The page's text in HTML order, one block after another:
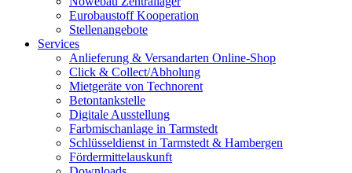
Eurobaustoff Kooperation
Stellenangebote
Services
Anlieferung & Versandarten Online-Shop
Click & Collect/Abholung
Mietgeräte von Technorent
Betontankstelle
Digitale Ausstellung
Farbmischanlage in Tarmstedt
Schlüsseldienst in Tarmstedt & Hambergen
Fördermittelauskunft